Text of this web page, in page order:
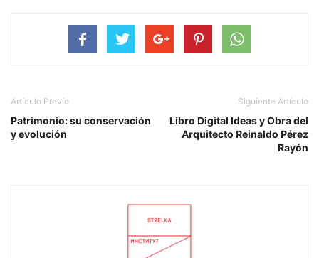
Artículo Previo
Patrimonio: su conservación
y evolución
Siguiente Artículo
Libro Digital Ideas y Obra del
Arquitecto Reinaldo Pérez
Rayón